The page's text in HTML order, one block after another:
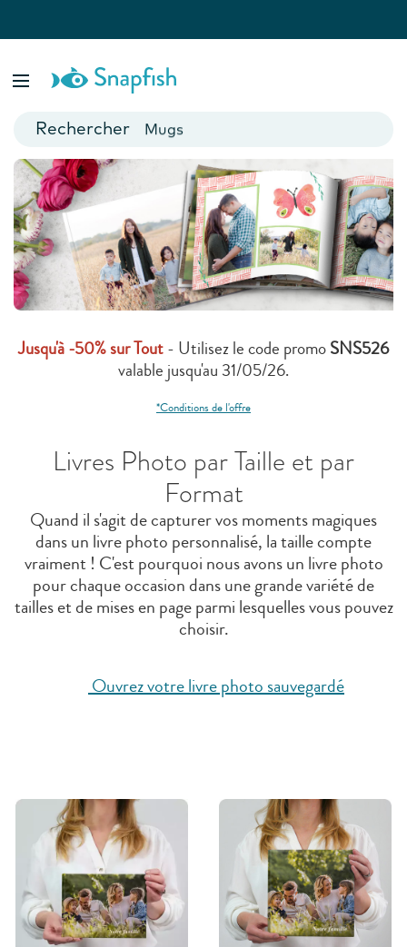
Mugs
Calendriers
Accueil > Livre Photo
Livres Photo
Créez un livre photo rempli de sourires. Chérissez vos photos,
elles vous apporteront de la joie à tout moment de l’année.
Jusqu'à -50% sur Tout- Utilisez le code promoSNS526
valable jusqu'au 31/05/26.
*Conditions de l'offre
Livres Photo par Taille et par
Format
Quand il s'agit de capturer vos moments magiques
dans un livre photo personnalisé, la taille compte
vraiment ! C'est pourquoi nous avons un livre photo
pour chaque occasion dans une grande variété de
tailles et de mises en page parmi lesquelles vous pouvez
choisir.
Ouvrez votre livre photo sauvegardé